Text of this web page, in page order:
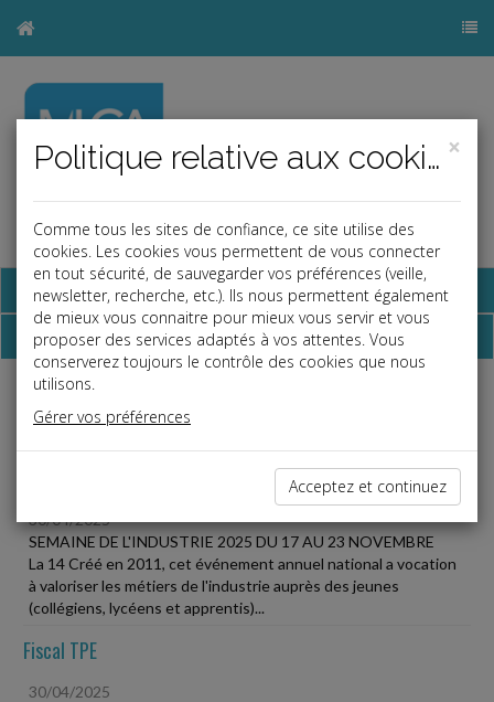
a
Base documentaire
Dépêches
Liste des dernières dépêches
30/04/2025
SEMAINE DE L'INDUSTRIE 2025 DU 17 AU 23 NOVEMBRE
La 14 Créé en 2011, cet événement annuel national a vocation
à valoriser les métiers de l'industrie auprès des jeunes
(collégiens, lycéens et apprentis)...
Fiscal TPE
30/04/2025
×
Politique relative aux cookies
Comme tous les sites de confiance, ce site utilise des
cookies. Les cookies vous permettent de vous connecter
en tout sécurité, de sauvegarder vos préférences (veille,
newsletter, recherche, etc.). Ils nous permettent également
de mieux vous connaitre pour mieux vous servir et vous
proposer des services adaptés à vos attentes. Vous
conserverez toujours le contrôle des cookies que nous
utilisons.
Gérer vos préférences
Acceptez et continuez